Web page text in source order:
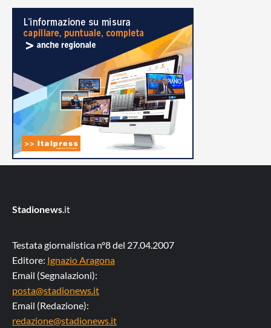
Stadionews.it
Testata giornalistica n°8 del 27.04.2007
Editore: Ignazio Aragona
Email (Segnalazioni):
posta@stadionews.it
Email (Redazione):
redazione@stadionews.it